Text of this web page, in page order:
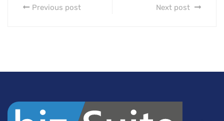
Previous post Next post